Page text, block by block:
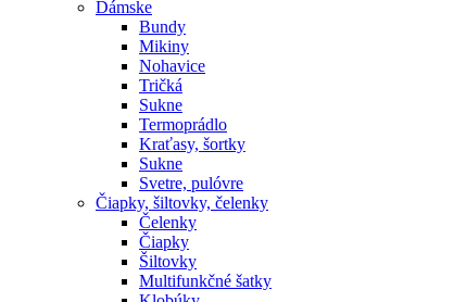
Dámske
Bundy
Mikiny
Nohavice
Tričká
Sukne
Termoprádlo
Kraťasy, šortky
Sukne
Svetre, pulóvre
Čiapky, šiltovky, čelenky
Čelenky
Čiapky
Šiltovky
Multifunkčné šatky